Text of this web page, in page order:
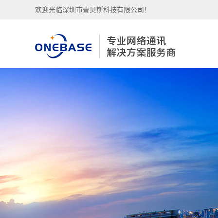
欢迎光临深圳市壹贝斯科技有限公司！